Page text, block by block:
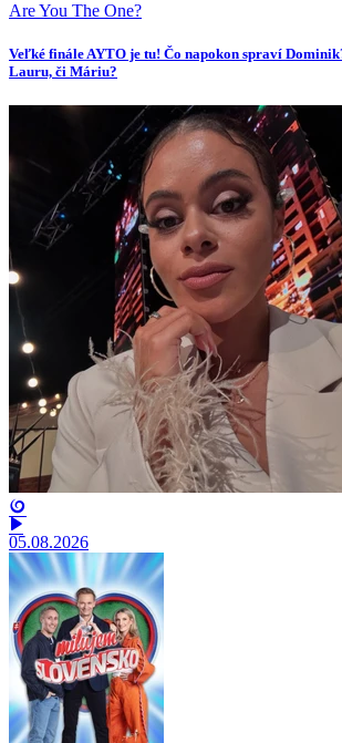
Are You The One?
Veľké finále AYTO je tu! Čo napokon spraví
Lauru, či Máriu?
05.08.2026